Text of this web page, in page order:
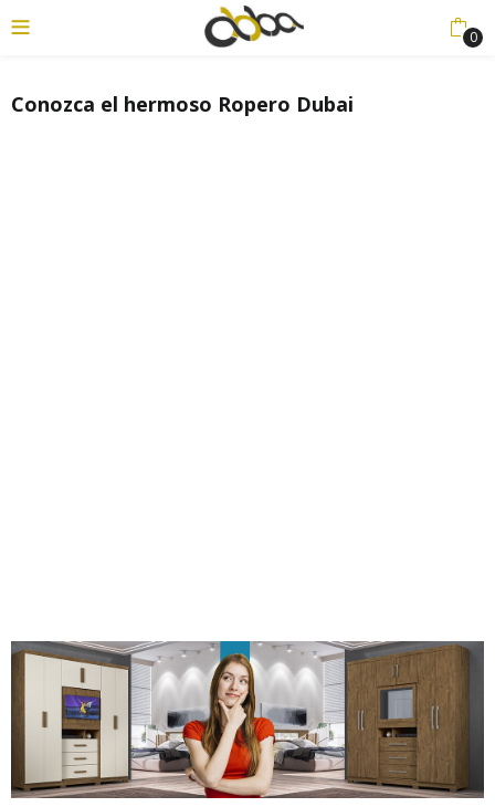
0
Conozca el hermoso Ropero Dubai